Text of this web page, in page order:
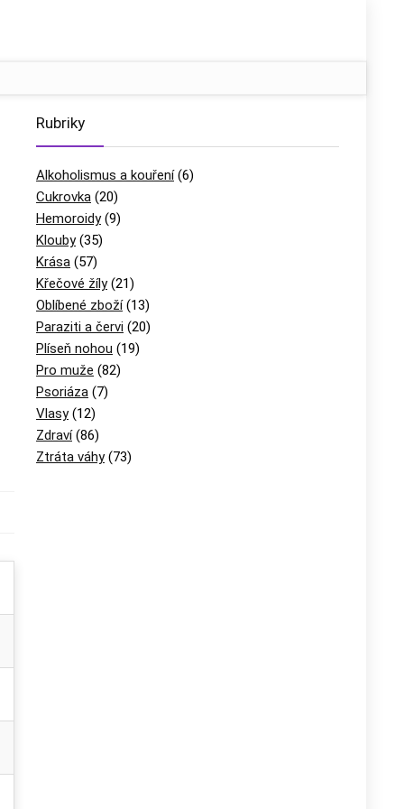
Rubriky
Alkoholismus a kouření(6)
Cukrovka (20)
Hemoroidy(9)
Klouby(35)
Krása (57)
Křečové žíly(21)
Oblíbené zboží(13)
Paraziti a červi (20)
Plíseň nohou (19)
Pro muže (82)
Psoriáza (7)
Vlasy(12)
Zdraví(86)
Ztráta váhy(73)